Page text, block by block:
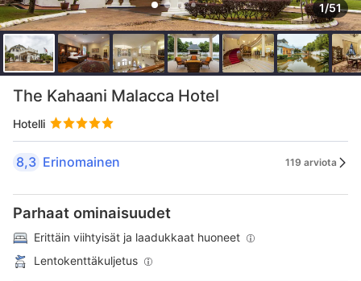
1/51
The Kahaani Malacca Hotel
Hotelli
8,3 Erinomainen 119 arviota
Parhaat ominaisuudet
Erittäin viihtyisät ja laadukkaat huoneet
Lentokenttäkuljetus